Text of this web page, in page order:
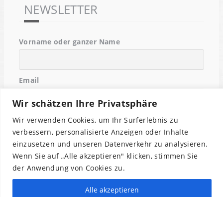
Wir schätzen Ihre Privatsphäre
Wir verwenden Cookies, um Ihr Surferlebnis zu
verbessern, personalisierte Anzeigen oder Inhalte
einzusetzen und unseren Datenverkehr zu analysieren.
Wenn Sie auf „Alle akzeptieren" klicken, stimmen Sie
der Anwendung von Cookies zu.
Alle akzeptieren
NEWSLETTER
Vorname oder ganzer Name
Email
Indem Du fortfährst, akzeptierst Du unsere
Datenschutzerklärung.